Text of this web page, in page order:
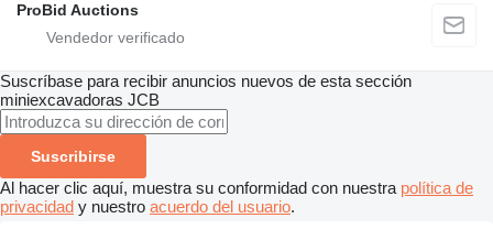
ProBid Auctions
Suscríbase para recibir anuncios nuevos de esta sección
miniexcavadoras JCB
Suscribirse
Al hacer clic aquí, muestra su conformidad con nuestra política de
privacidad y nuestro acuerdo del usuario.